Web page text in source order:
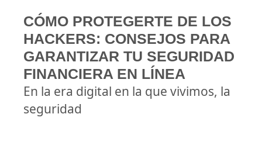
CÓMO PROTEGERTE DE LOS
HACKERS: CONSEJOS PARA
GARANTIZAR TU SEGURIDAD
FINANCIERA EN LÍNEA
En la era digital en la que vivimos, la
seguridad